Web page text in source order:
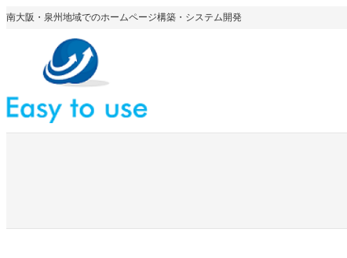
内
ッ
プ
南大阪・泉州地域でのホームページ構築・システム開発